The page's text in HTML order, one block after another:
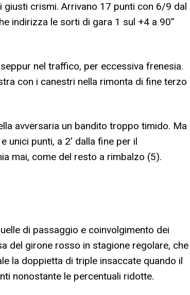
giusti crismi. Arrivano 17 punti con 6/9 dal
indirizza le sorti di gara 1 sul +4 a 90”
nel traffico, per eccessiva frenesia.
con i canestri nella rimonta di fine terzo
avversaria un bandito troppo timido. Ma
unici punti, a 2′ dalla fine per il
mai, come del resto a rimbalzo (5).
di passaggio e coinvolgimento dei
del girone rosso in stagione regolare, che
la doppietta di triple insaccate quando il
nonostante le percentuali ridotte.